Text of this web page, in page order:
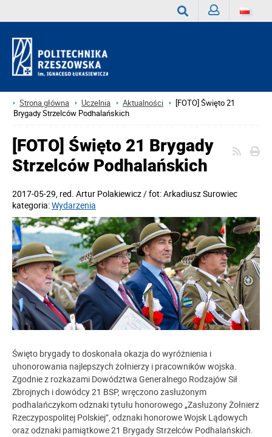
Strona główna Uczelnia Aktualności
[FOTO] Święto 21
Brygady Strzelców Podhalańskich
[FOTO] Święto 21 Brygady
Strzelców Podhalańskich
2017-05-29, red. Artur Polakiewicz / fot: Arkadiusz Surowiec
kategoria:Wydarzenia
Święto brygady to doskonała okazja do wyróżnienia i
uhonorowania najlepszych żołnierzy i pracowników wojska.
Zgodnie z rozkazami Dowództwa Generalnego Rodzajów Sił
Zbrojnych i dowódcy 21 BSP, wręczono zasłużonym
podhalańczykom odznaki tytułu honorowego „Zasłużony Żołnierz
Rzeczypospolitej Polskiej”, odznaki honorowe Wojsk Lądowych
oraz odznaki pamiątkowe 21 Brygady Strzelców Podhalańskich.